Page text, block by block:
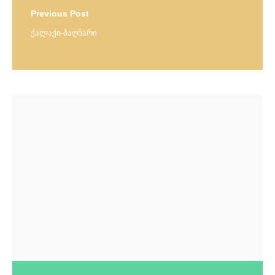
Previous Post
ქალაქი-ბაღნარი